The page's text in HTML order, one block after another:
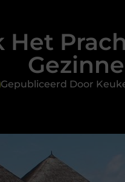
Het
Gepubliceerd Door